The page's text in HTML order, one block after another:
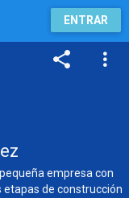
ENTRAR
empresa con
de construcción